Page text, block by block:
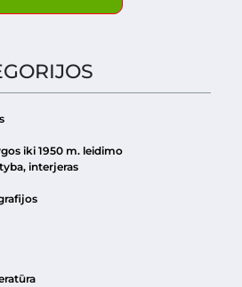
iki 1950 m. leidimo
interjeras